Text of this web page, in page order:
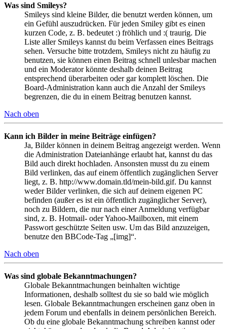
Was sind Smileys?
Smileys sind kleine Bilder, die benutzt werden können, um
ein Gefühl auszudrücken. Für jeden Smiley gibt es einen
kurzen Code, z. B. bedeutet :) fröhlich und :( traurig. Die
Liste aller Smileys kannst du beim Verfassen eines Beitrags
sehen. Versuche bitte trotzdem, Smileys nicht zu häufig zu
benutzen, sie können einen Beitrag schnell unlesbar machen
und ein Moderator könnte deshalb deinen Beitrag
entsprechend überarbeiten oder gar komplett löschen. Die
Board-Administration kann auch die Anzahl der Smileys
begrenzen, die du in einem Beitrag benutzen kannst.
Nach oben
Kann ich Bilder in meine Beiträge einfügen?
Ja, Bilder können in deinem Beitrag angezeigt werden. Wenn
die Administration Dateianhänge erlaubt hat, kannst du das
Bild auch direkt hochladen. Ansonsten musst du zu einem
Bild verlinken, das auf einem öffentlich zugänglichen Server
liegt, z. B. http://www.domain.tld/mein-bild.gif. Du kannst
weder Bilder verlinken, die sich auf deinem eigenen PC
befinden (außer es ist ein öffentlich zugänglicher Server),
noch zu Bildern, die nur nach einer Anmeldung verfügbar
sind, z. B. Hotmail- oder Yahoo-Mailboxen, mit einem
Passwort geschützte Seiten usw. Um das Bild anzuzeigen,
benutze den BBCode-Tag „[img]“.
Nach oben
Was sind globale Bekanntmachungen?
Globale Bekanntmachungen beinhalten wichtige
Informationen, deshalb solltest du sie so bald wie möglich
lesen. Globale Bekanntmachungen erscheinen ganz oben in
jedem Forum und ebenfalls in deinem persönlichen Bereich.
Ob du eine globale Bekanntmachung schreiben kannst oder